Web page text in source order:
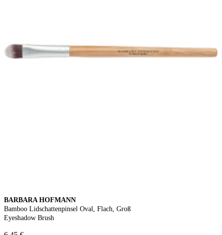
BARBARA HOFMANN
Bamboo Lidschattenpinsel Oval, Flach, Groß
Eyeshadow Brush